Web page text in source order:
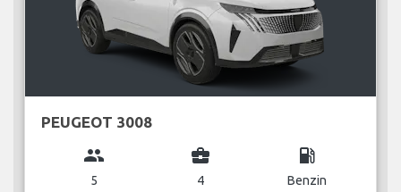
PEUGEOT 3008
group
5
business_center
4
local_gas_station
Benzin